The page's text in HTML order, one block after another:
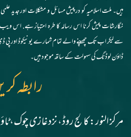
ہیں۔ ملت اسلامیہ کو درپیش مسائل و مشکلات اور جدید
سے لیکر اب تک چھپنے والے تمام شمارے یونیکوڈ اور پی
ڈاؤن لوڈنگ کی سہولت کے ساتھ موجود ہیں۔
رابطہ
مرکز النور: کالج روڈ، نزد غازی چوک،